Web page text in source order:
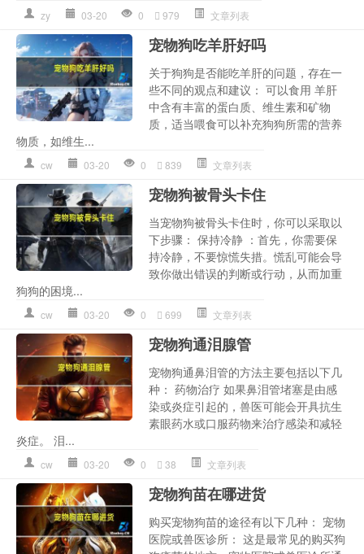
zy 03-20 0 979 文章列表
宠物狗吃羊肝好吗
关于狗狗是否能吃羊肝的问题，存在一
些不同的观点和建议： 可以食用 羊肝
中含有丰富的蛋白质、维生素和矿物
质，适当喂食可以补充狗狗所需的营养
物质，如维生...
cw 03-20 0 839 文章列表
宠物狗被骨头卡住
当宠物狗被骨头卡住时，你可以采取以
下步骤： 保持冷静 ：首先，你需要保
持冷静，不要惊慌失措。慌乱可能会导
致你做出错误的判断或行动，从而加重
狗狗的困境...
cw 03-20 0 699 文章列表
宠物狗通泪腺管
宠物狗通鼻泪管的方法主要包括以下几
种： 药物治疗 如果鼻泪管堵塞是由感
染或炎症引起的，兽医可能会开具抗生
素眼药水或口服药物来治疗感染和减轻
炎症。 泪...
cw 03-20 0 38 文章列表
宠物狗苗在哪进货
购买宠物狗苗的途径有以下几种： 宠物
医院或兽医诊所： 这是最常见的购买狗